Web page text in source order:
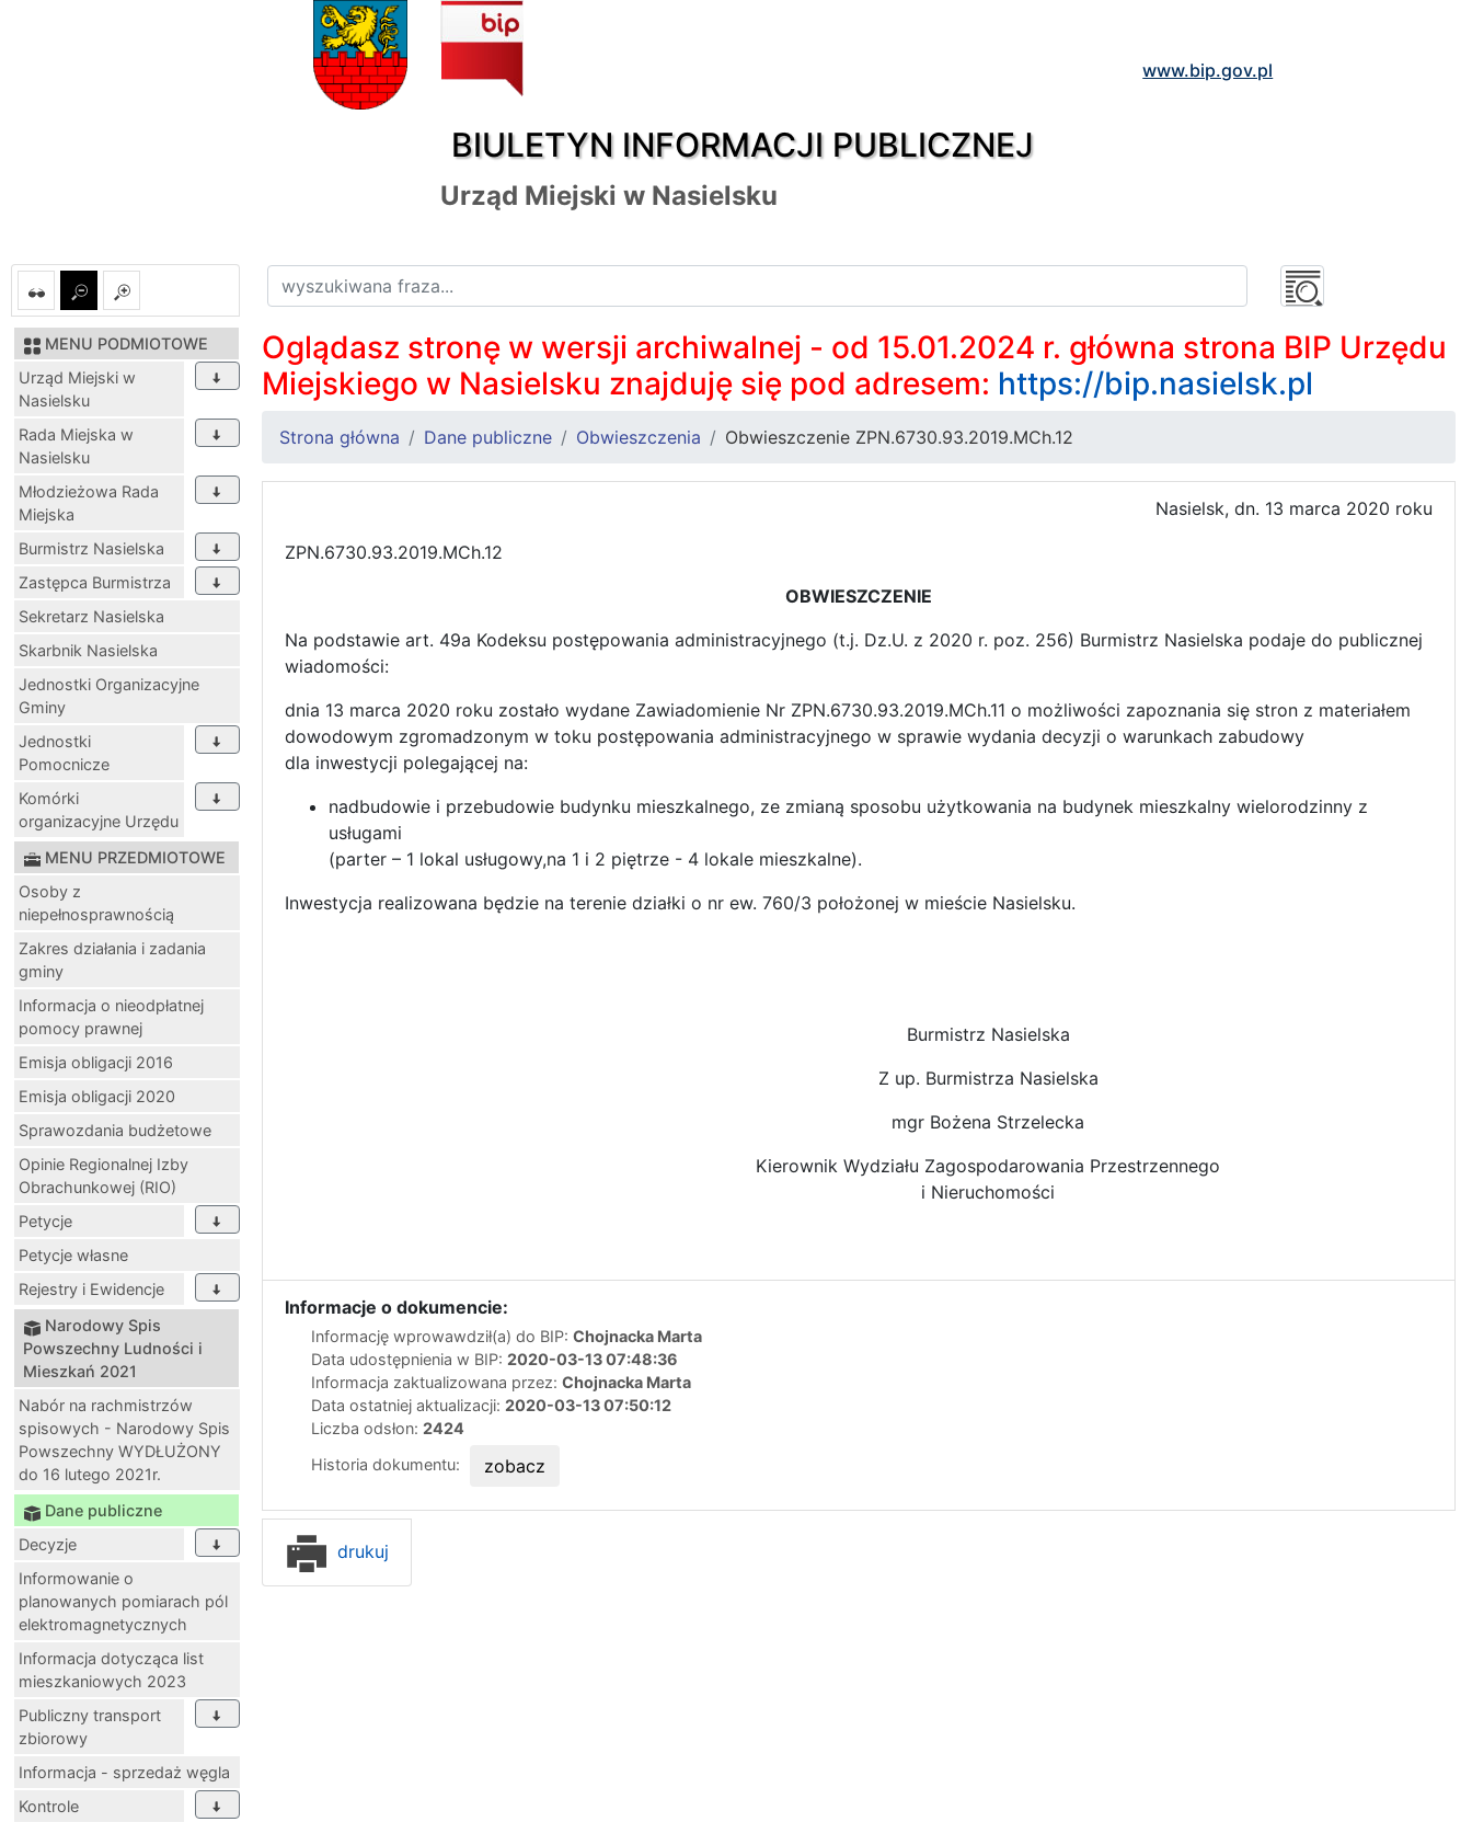
BIULETYN INFORMACJI PUBLICZNEJ
www.bip.gov.pl
Urząd Miejski w Nasielsku
MENU PODMIOTOWE
Urząd Miejski w
Nasielsku
Rada Miejska w
Nasielsku
Młodzieżowa Rada
Miejska
Burmistrz Nasielska
Zastępca Burmistrza
Sekretarz Nasielska
Skarbnik Nasielska
Jednostki Organizacyjne
Gminy
Jednostki
Pomocnicze
Komórki
organizacyjne Urzędu
MENU PRZEDMIOTOWE
Osoby z
niepełnosprawnością
Zakres działania i zadania
gminy
Informacja o nieodpłatnej
pomocy prawnej
Emisja obligacji 2016
Emisja obligacji 2020
Sprawozdania budżetowe
Opinie Regionalnej Izby
Obrachunkowej (RIO)
Petycje
Petycje własne
Rejestry i Ewidencje
Narodowy Spis
Powszechny Ludności i
Mieszkań 2021
Nabór na rachmistrzów
spisowych - Narodowy Spis
Powszechny WYDŁUŻONY
do 16 lutego 2021r.
Dane publiczne
Decyzje
Informowanie o
planowanych pomiarach pól
elektromagnetycznych
Informacja dotycząca list
mieszkaniowych 2023
Publiczny transport
zbiorowy
Informacja - sprzedaż węgla
Kontrole
Oglądasz stronę w wersji archiwalnej - od 15.01.2024 r. główna strona BIP Urzędu
Miejskiego w Nasielsku znajduję się pod adresem: https://bip.nasielsk.pl
Strona główna Dane publiczne Obwieszczenia Obwieszczenie ZPN.6730.93.2019.MCh.12
Nasielsk, dn. 13 marca 2020 roku
ZPN.6730.93.2019.MCh.12
OBWIESZCZENIE
Na podstawie art. 49a Kodeksu postępowania administracyjnego (t.j. Dz.U. z 2020 r. poz. 256) Burmistrz Nasielska podaje do publicznej
wiadomości:
dnia 13 marca 2020 roku zostało wydane Zawiadomienie Nr ZPN.6730.93.2019.MCh.11 o możliwości zapoznania się stron z materiałem
dowodowym zgromadzonym w toku postępowania administracyjnego w sprawie wydania decyzji o warunkach zabudowy
dla inwestycji polegającej na:
nadbudowie i przebudowie budynku mieszkalnego, ze zmianą sposobu użytkowania na budynek mieszkalny wielorodzinny z
usługami
(parter – 1 lokal usługowy,na 1 i 2 piętrze - 4 lokale mieszkalne).
Inwestycja realizowana będzie na terenie działki o nr ew. 760/3 położonej w mieście Nasielsku.
Burmistrz Nasielska
Z up. Burmistrza Nasielska
mgr Bożena Strzelecka
Kierownik Wydziału Zagospodarowania Przestrzennego
i Nieruchomości
Informacje o dokumencie:
Informację wprowawdził(a) do BIP: Chojnacka Marta
Data udostępnienia w BIP: 2020-03-13 07:48:36
Informacja zaktualizowana przez: Chojnacka Marta
Data ostatniej aktualizacji: 2020-03-13 07:50:12
Liczba odsłon: 2424
Historia dokumentu:
zobacz
drukuj